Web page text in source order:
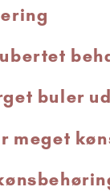
buler
meget